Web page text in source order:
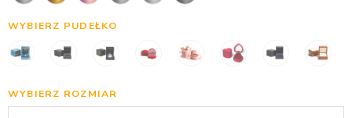
WYBIERZ PUDEŁKO
WYBIERZ ROZMIAR